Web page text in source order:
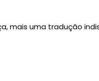
mais uma tradução